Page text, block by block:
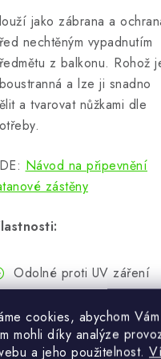
cookies, abychom
mohli díky analýze
a jeho použitelnost.
jako zábrana a
nechtěným vypadnutím
z balkonu. Rohož
a lze ji snadno
a tvarovat nůžkami dle
Návod na připevnění
zástěny
Odolné proti UV záření
Velmi odolný materiál
roztržení